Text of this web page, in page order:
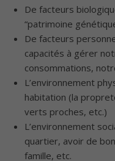
De facteurs
“patrimoine
De facteurs
capacités à gérer
consommations,
L’environnement
habitation (la
verts proches, etc.)
L’environnement
quartier, avoir de
famille, etc.